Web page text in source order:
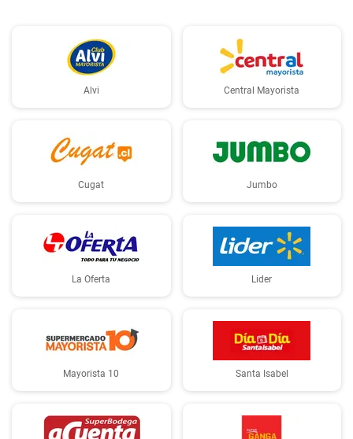
Alvi Central Mayorista
Cugat Jumbo
La Oferta Lider
Mayorista 10 Santa Isabel